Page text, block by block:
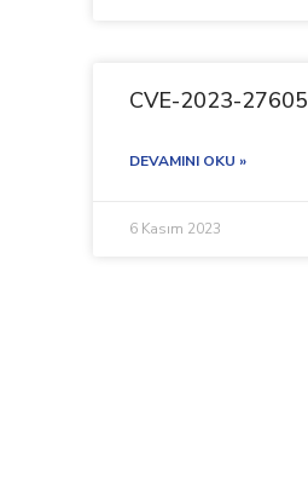
CVE-2023-27605
DEVAMINI OKU »
6 Kasım 2023